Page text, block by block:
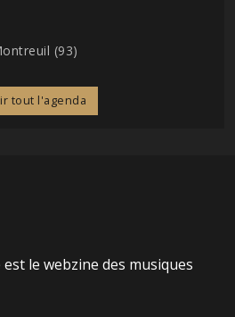
(93)
tout l'agenda
le webzine des musiques